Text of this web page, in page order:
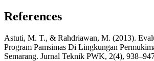
References
Astuti, M. T., & Rahdriawan, M. (2013).
Program Pamsimas Di Lingkungan
Semarang. Jurnal Teknik PWK, 2(4),